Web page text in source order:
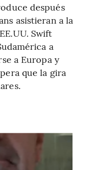
después
asistieran a la
Swift
a
a Europa y
que la gira